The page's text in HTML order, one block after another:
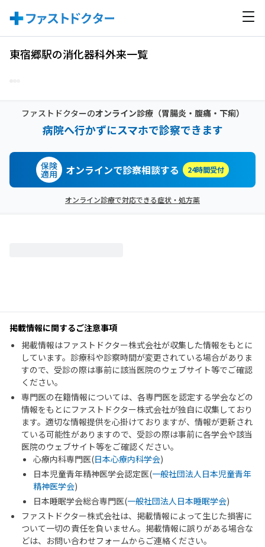
東宿郷駅の消化器科外来一覧
ファストドクターのオンライン診療（胃腸炎・腹痛・下痢）
病院へ行かずにスマホで診察できます
保険
適用 オンラインで診察相談する 24時間受付
オンライン診療で対応できる症状・処方薬
掲載情報に関するご注意事項
掲載情報はファストドクター株式会社が収集した情報をもとに
しています。診療科や診察時間が変更されている場合がありま
すので、受診の際は事前に該当医院のウェブサイト等でご確認
ください。
専門医の在籍情報については、各専門医を認定する学会などの
情報をもとにファストドクター株式会社が独自に収集しており
ます。適切な情報提供を心掛けておりますが、情報が更新され
ている可能性がありますので、受診の際は事前に各学会や該当
医院のウェブサイト等をご確認ください。
心療内科専門医(日本心療内科学会)
日本児童青年精神医学会認定医(一般社団法人日本児童青年
精神医学会)
日本睡眠学会総合専門医(一般社団法人日本睡眠学会)
ファストドクター株式会社は、掲載情報によって生じた損害に
ついて一切の責任を負いません。掲載情報に誤りがある場合な
どは、お問い合わせフォームからご連絡ください。